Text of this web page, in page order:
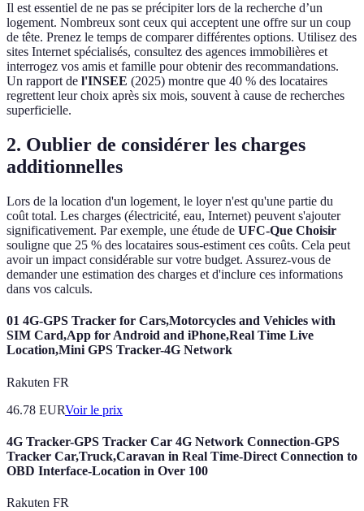
Il est essentiel de ne pas se précipiter lors de la recherche d’un
logement. Nombreux sont ceux qui acceptent une offre sur un coup
de tête. Prenez le temps de comparer différentes options. Utilisez des
sites Internet spécialisés, consultez des agences immobilières et
interrogez vos amis et famille pour obtenir des recommandations.
Un rapport de l'INSEE (2025) montre que 40 % des locataires
regrettent leur choix après six mois, souvent à cause de recherches
superficielle.
2. Oublier de considérer les charges
additionnelles
Lors de la location d'un logement, le loyer n'est qu'une partie du
coût total. Les charges (électricité, eau, Internet) peuvent s'ajouter
significativement. Par exemple, une étude de UFC-Que Choisir
souligne que 25 % des locataires sous-estiment ces coûts. Cela peut
avoir un impact considérable sur votre budget. Assurez-vous de
demander une estimation des charges et d'inclure ces informations
dans vos calculs.
01 4G-GPS Tracker for Cars,Motorcycles and Vehicles with
SIM Card,App for Android and iPhone,Real Time Live
Location,Mini GPS Tracker-4G Network
Rakuten FR
46.78 EURVoir le prix
4G Tracker-GPS Tracker Car 4G Network Connection-GPS
Tracker Car,Truck,Caravan in Real Time-Direct Connection to
OBD Interface-Location in Over 100
Rakuten FR